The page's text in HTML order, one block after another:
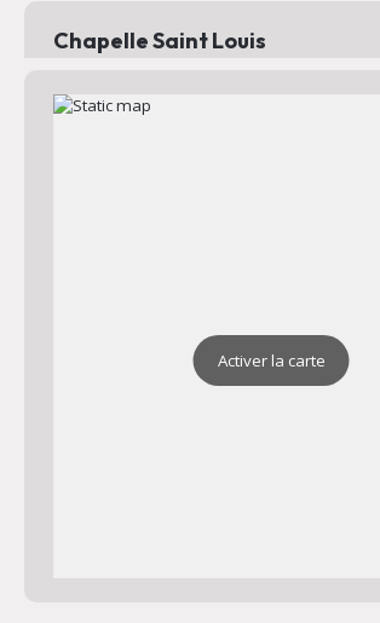
Chapelle Saint Louis
Activer la carte